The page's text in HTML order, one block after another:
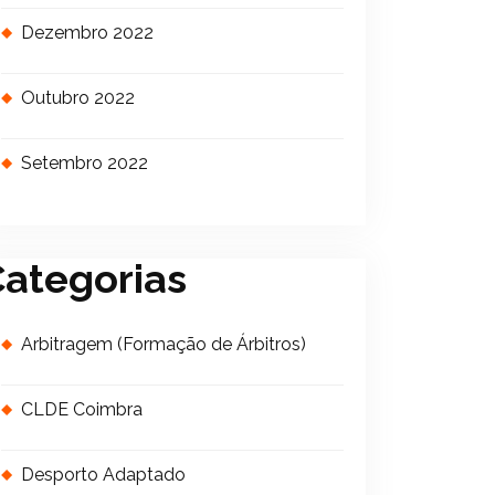
Dezembro 2022
Outubro 2022
Setembro 2022
Arbitragem (Formação de Árbitros)
CLDE Coimbra
Desporto Adaptado